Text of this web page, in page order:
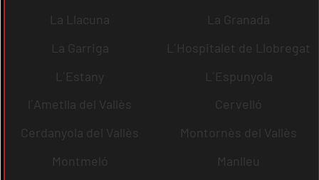
La Llacuna
La Granada
La Garriga
L´Hospitalet de Llobregat
L´Estany
L´Espunyola
l´Ametlla del Vallès
Cervelló
Cerdanyola del Vallès
Montornès del Vallès
Montmeló
Manlleu